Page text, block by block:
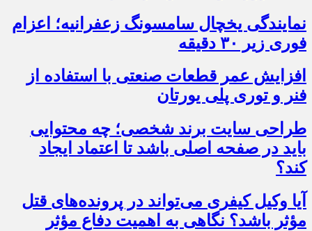
نمایندگی یخچال سامسونگ زعفرانیه؛ اعزام
فوری زیر ۳۰ دقیقه
افزایش عمر قطعات صنعتی با استفاده از
فنر و توری پلی یورتان
طراحی سایت برند شخصی؛ چه محتوایی
باید در صفحه اصلی باشد تا اعتماد ایجاد
کند؟
آیا وکیل کیفری می‌تواند در پرونده‌های قتل
مؤثر باشد؟ نگاهی به اهمیت دفاع مؤثر